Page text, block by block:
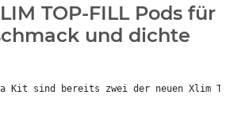
TOP-FILL Pods für
und dichte
Kit sind bereits zwei der neuen Xlim Top-Fill